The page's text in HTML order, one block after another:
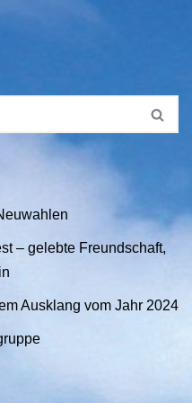
– gelebte Freundschaft,
Ausklang vom Jahr 2024